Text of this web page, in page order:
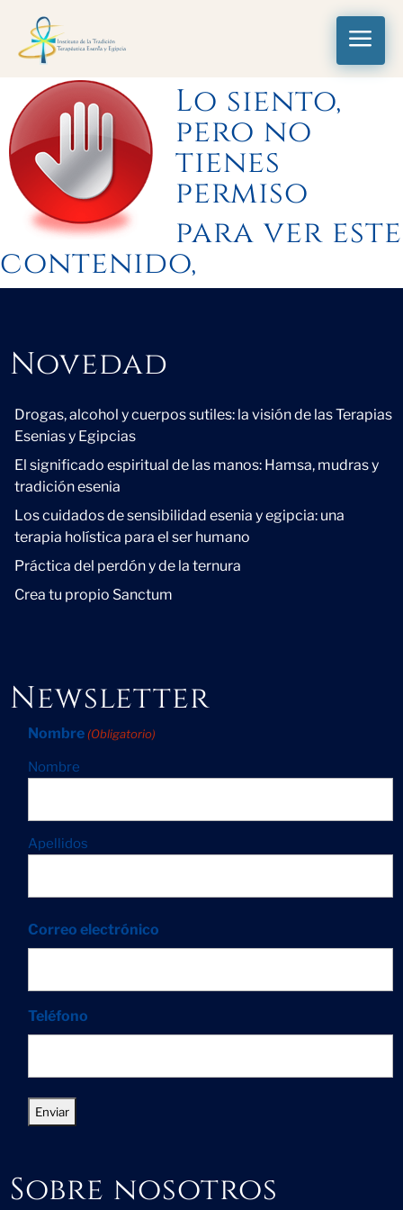
a
Lo siento,
pero no
tienes
permiso
para ver este
contenido,
Novedad
Novedad
Drogas, alcohol y cuerpos sutiles: la visión de las Terapias
Esenias y Egipcias
El significado espiritual de las manos: Hamsa, mudras y
tradición esenia
Los cuidados de sensibilidad esenia y egipcia: una
terapia holística para el ser humano
Práctica del perdón y de la ternura
Crea tu propio Sanctum
Newsletter
Nombre (Obligatorio)
Nombre
Apellidos
Correo electrónico
Teléfono
Sobre nosotros